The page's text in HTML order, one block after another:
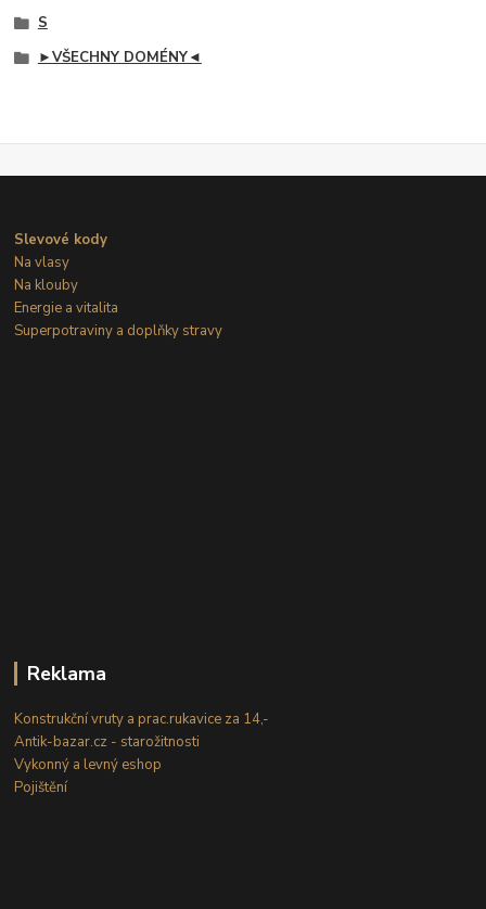
S
►VŠECHNY DOMÉNY◄
Slevové kody
Na vlasy
Na klouby
Energie a vitalita
Superpotraviny a doplňky stravy
Reklama
Konstrukční vruty a prac.rukavice za 14,-
Antik-bazar.cz - starožitnosti
Vykonný a levný eshop
Pojištění